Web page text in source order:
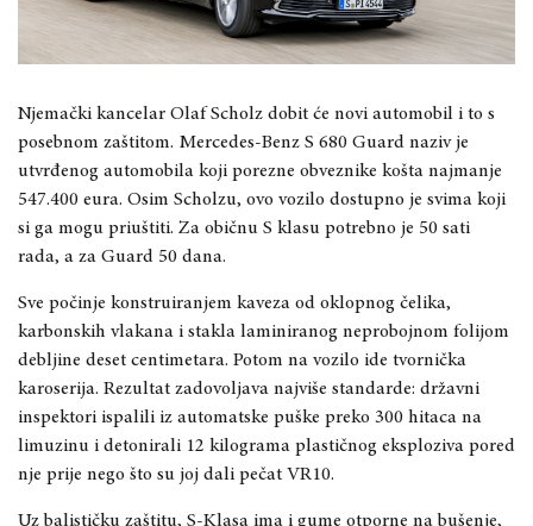
Njemački kancelar Olaf Scholz dobit će novi automobil i to s
posebnom zaštitom. Mercedes-Benz S 680 Guard naziv je
utvrđenog automobila koji porezne obveznike košta najmanje
547.400 eura. Osim Scholzu, ovo vozilo dostupno je svima koji
si ga mogu priuštiti. Za običnu S klasu potrebno je 50 sati
rada, a za Guard 50 dana.
Sve počinje konstruiranjem kaveza od oklopnog čelika,
karbonskih vlakana i stakla laminiranog neprobojnom folijom
debljine deset centimetara. Potom na vozilo ide tvornička
karoserija. Rezultat zadovoljava najviše standarde: državni
inspektori ispalili iz automatske puške preko 300 hitaca na
limuzinu i detonirali 12 kilograma plastičnog eksploziva pored
nje prije nego što su joj dali pečat VR10.
Uz balističku zaštitu, S-Klasa ima i gume otporne na bušenje,